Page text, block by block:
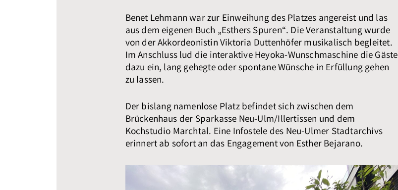
Benet Lehmann war zur Einweihung des Platzes angereist und las
aus dem eigenen Buch „Esthers Spuren“. Die Veranstaltung wurde
von der Akkordeonistin Viktoria Duttenhöfer musikalisch begleitet.
Im Anschluss lud die interaktive Heyoka-Wunschmaschine die Gäste
dazu ein, lang gehegte oder spontane Wünsche in Erfüllung gehen
zu lassen.
Der bislang namenlose Platz befindet sich zwischen dem
Brückenhaus der Sparkasse Neu-Ulm/Illertissen und dem
Kochstudio Marchtal. Eine Infostele des Neu-Ulmer Stadtarchivs
erinnert ab sofort an das Engagement von Esther Bejarano.